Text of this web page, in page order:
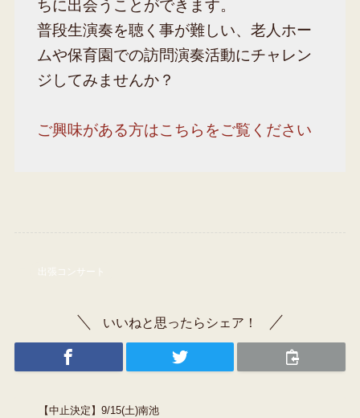
ちに出会うことができます。
普段生演奏を聴く事が難しい、老人ホー
ムや保育園での訪問演奏活動にチャレン
ジしてみませんか？
ご興味がある方はこちらをご覧ください
出張コンサート
いいねと思ったらシェア！
【中止決定】9/15(土)南池